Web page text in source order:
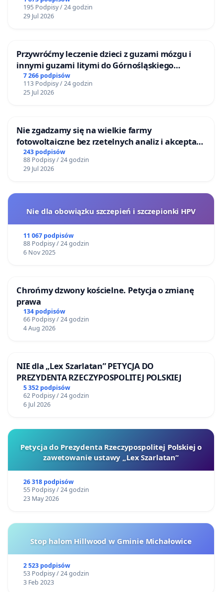
195 Podpisy / 24 godzin
29 Jul 2026
Przywróćmy leczenie dzieci z guzami mózgu i
innymi guzami litymi do Górnośląskiego
Centrum Zdrowia Dziecka w Katowicach
7 266 podpisów
113 Podpisy / 24 godzin
25 Jul 2026
Nie zgadzamy się na wielkie farmy
fotowoltaiczne bez rzetelnych analiz i akceptacji
mieszkańców
243 podpisów
88 Podpisy / 24 godzin
29 Jul 2026
Nie dla obowiązku szczepień i szczepionki HPV
11 067 podpisów
88 Podpisy / 24 godzin
6 Nov 2025
Chrońmy dzwony kościelne. Petycja o zmianę
prawa
134 podpisów
66 Podpisy / 24 godzin
4 Aug 2026
NIE dla „Lex Szarlatan” PETYCJA DO
PREZYDENTA RZECZYPOSPOLITEJ POLSKIEJ
5 352 podpisów
62 Podpisy / 24 godzin
6 Jul 2026
Petycja do Prezydenta Rzeczypospolitej Polskiej o
zawetowanie ustawy „Lex Szarlatan”
26 318 podpisów
55 Podpisy / 24 godzin
23 May 2026
Stop halom Hillwood w Gminie Michałowice
2 523 podpisów
53 Podpisy / 24 godzin
3 Feb 2023